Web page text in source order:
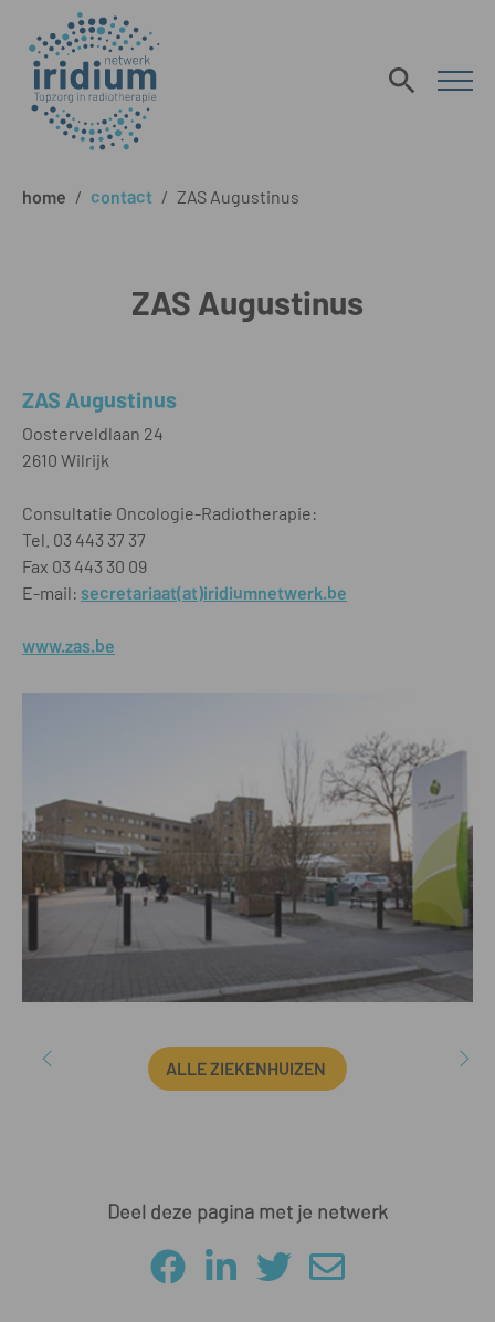
home / contact / ZAS Augustinus
ZAS Augustinus
ZAS Augustinus
Oosterveldlaan 24
2610 Wilrijk
Consultatie Oncologie-Radiotherapie:
Tel. 03 443 37 37
Fax 03 443 30 09
E-mail: secretariaat(at)iridiumnetwerk.be
www.zas.be
ALLE ZIEKENHUIZEN
Deel deze pagina met je netwerk